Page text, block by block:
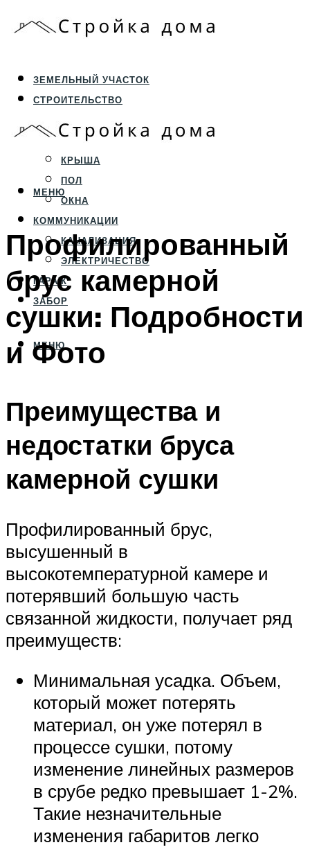
ЗЕМЕЛЬНЫЙ УЧАСТОК
СТРОИТЕЛЬСТВО
ФУНДАМЕНТ И ЦОКОЛЬ
ПЕРЕКРЫТИЯ И СТЕНЫ
КРЫША
ПОЛ
ОКНА
КОММУНИКАЦИИ
КАНАЛИЗАЦИЯ
ЭЛЕКТРИЧЕСТВО
ГАРАЖ
ЗАБОР
МЕНЮ
МЕНЮ
Профилированный
брус камерной
сушки: Подробности
и Фото
Преимущества и
недостатки бруса
камерной сушки
Профилированный брус,
высушенный в
высокотемпературной камере и
потерявший большую часть
связанной жидкости, получает ряд
преимуществ:
Минимальная усадка. Объем,
который может потерять
материал, он уже потерял в
процессе сушки, потому
изменение линейных размеров
в срубе редко превышает 1-2%.
Такие незначительные
изменения габаритов легко